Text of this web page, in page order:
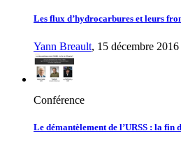
Les flux d’hydrocarbures et leurs
Yann Breault, 15 décembre 2016
Conférence
Le démantèlement de l’URSS : la fin